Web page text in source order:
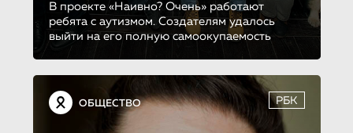
В проекте «Наивно? Очень» работают
ребята с аутизмом. Создателям удалось
выйти на его полную самоокупаемость
ОБЩЕСТВО РБК